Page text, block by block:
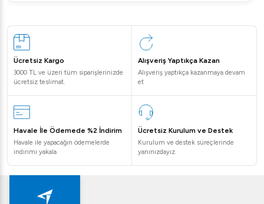
Ücretsiz Kargo
3000 TL ve üzeri tüm siparişlerinizde
ücretsiz teslimat.
Alışveriş Yaptıkça Kazan
Alışveriş yaptıkça kazanmaya devam
et
Havale İle Ödemede %2 İndirim
Havale ile yapacağın ödemelerde
indirimi yakala
Ücretsiz Kurulum ve Destek
Kurulum ve destek süreçlerinde
yanınızdayız.